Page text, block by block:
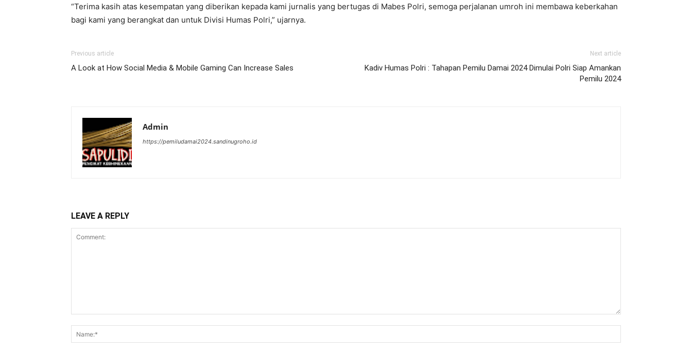
“Terima kasih atas kesempatan yang diberikan kepada kami jurnalis yang bertugas di Mabes Polri, semoga perjalanan umroh ini membawa keberkahan
bagi kami yang berangkat dan untuk Divisi Humas Polri,” ujarnya.
Previous article
A Look at How Social Media & Mobile Gaming Can Increase Sales
Next article
Kadiv Humas Polri : Tahapan Pemilu Damai 2024 Dimulai Polri Siap Amankan
Pemilu 2024
Admin
https://pemiludamai2024.sandinugroho.id
LEAVE A REPLY